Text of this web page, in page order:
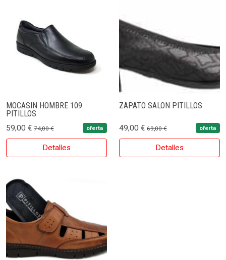
MOCASIN HOMBRE 109
PITILLOS
59,00 € 74,00 € oferta
Detalles
ZAPATO SALON PITILLOS
49,00 € 69,00 € oferta
Detalles